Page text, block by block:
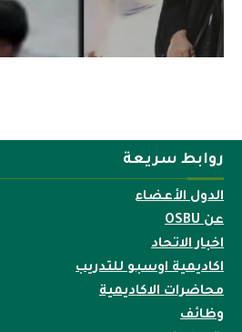
روابط سريعة
الدول الأعضاء
عن OSBU
اخبار الاتحاد
اكاديمية اوسبو للتدريب
محاضرات الاكاديمية
وظائف